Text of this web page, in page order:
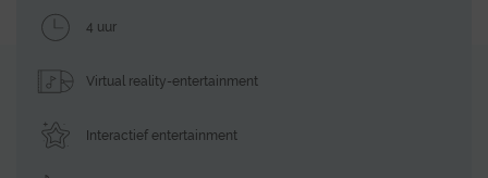
4 uur
Virtual reality-entertainment
Interactief entertainment